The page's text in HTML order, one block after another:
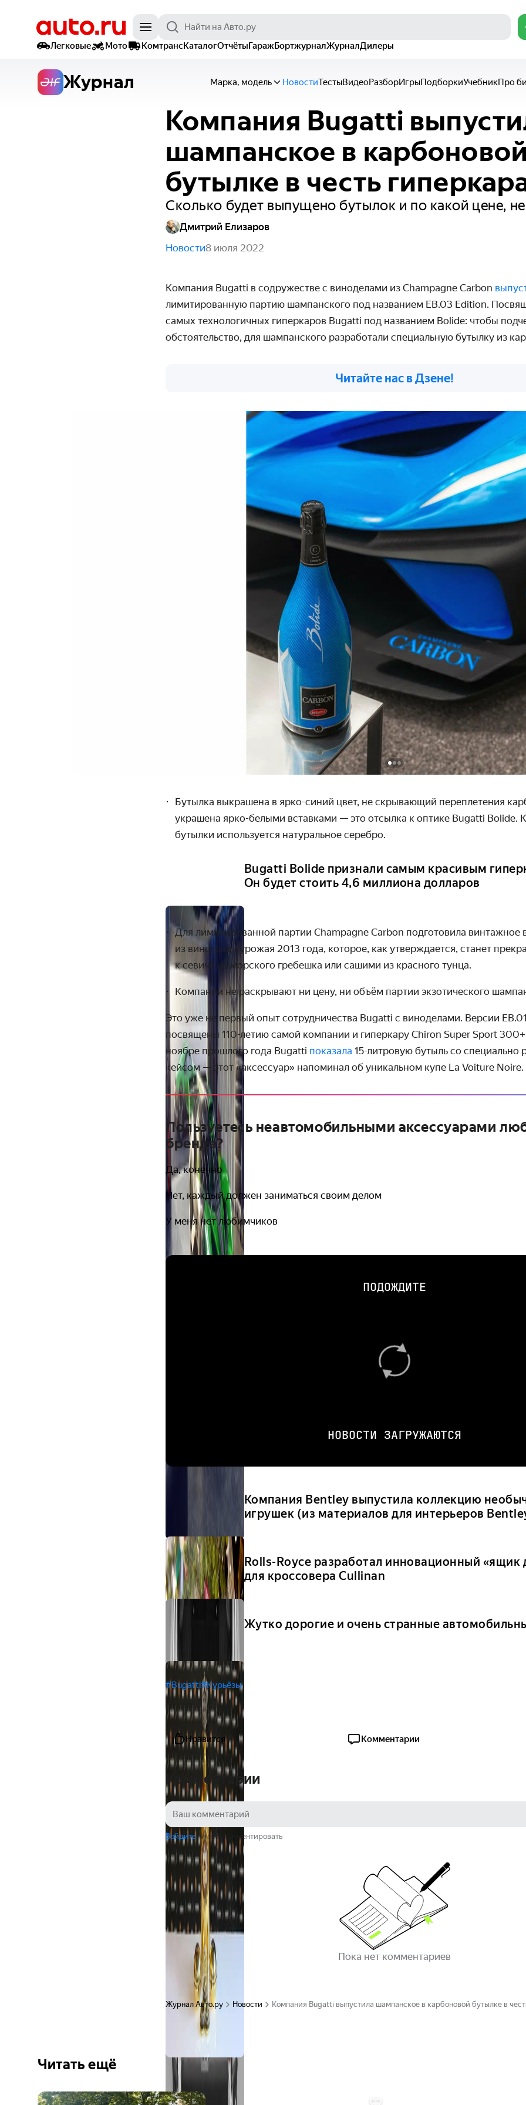
Легковые
Мото КомтрансКаталогОтчётыГаражБортжурналЖурналДилеры
Журнал Марка, модель НовостиТестыВидеоРазборИгрыПодборкиУчебникПро
Компания Bugatti
шампанское в карбоновой
бутылке в честь
Сколько будет выпущено бутылок и по какой цене,
Дмитрий Елизаров
Новости8 июля 2022
Компания Bugatti в содружестве с виноделами из Champagne Carbon
лимитированную партию шампанского под названием EB.03 Edition.
самых технологичных гиперкаров Bugatti под названием Bolide: чтобы
обстоятельство, для шампанского разработали специальную бутылку из
Читайте нас в Дзене!
Бутылка выкрашена в ярко-синий цвет, не скрывающий переплетения
украшена ярко-белыми вставками — это отсылка к оптике Bugatti Bolide.
бутылки используется натуральное серебро.
Bugatti Bolide признали самым красивым
Он будет стоить 4,6 миллиона долларов
Для лимитированной партии Champagne Carbon подготовила винтажное
из винограда урожая 2013 года, которое, как утверждается, станет
к севиче из морского гребешка или сашими из красного тунца.
Компании не раскрывают ни цену, ни объём партии экзотического
Это уже не первый опыт сотрудничества Bugatti с виноделами. Версии
посвящены 110-летию самой компании и гиперкару Chiron Super Sport 300+
ноябре прошлого года Bugatti показала 15-литровую бутыль со специально
кейсом — этот «аксессуар» напоминал об уникальном купе La Voiture Noire.
Пользуетесь неавтомобильными аксессуарами
бренда?
Да, конечно
Нет, каждый должен заниматься своим делом
У меня нет любимчиков
ПОДОЖДИТЕ
НОВОСТИ ЗАГРУЖАЮТСЯ
Компания Bentley выпустила коллекцию
игрушек (из материалов для интерьеров
Rolls-Royce разработал инновационный «ящик
для кроссовера Cullinan
Жутко дорогие и очень странные
#Bugatti#Курьёзы
Нравится Комментарии
Комментарии
Войдите , чтобы комментировать
Пока нет комментариев
Журнал Авто.ру Новости Компания Bugatti выпустила шампанское в карбоновой бутылке в
Читать ещё
Ещё 6